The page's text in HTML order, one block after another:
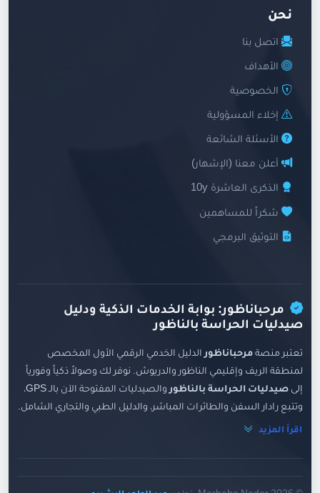
نحن
اتصل بنا
الأهداف
الخصوصية
إخلاء المسؤولية
الأسئلة الشائعة
أعلن معنا (الإشهار)
الذكرى العاشرة 10y
شكراً للمساهمين
التوثيق البرمجي
مرحباناظور: بوابة الخدمات الذكية ودليل
صيدليات الحراسة بالناظور
تعتبر منصة مرحباناظورالدليل الخدمي الرقمي الأول المخصص
لمنطقة الريف وإقليمي الناظور والدريوش. نوفر لك وصولاً ذكياً وفورياً
إلى صيدليات الحراسة بالناظور
والصيدليات المفتوحة الآن بالـ GPS،
وتتبع رادار السفن والطائرات المباشر، والدليل الطبي والتجاري الشامل.
اقرأ المزيد